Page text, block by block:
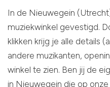
In de Nieuwegein
muziekwinkel gevestigd.
klikken krijg je alle details
andere muzikanten,
winkel te zien. Ben jij de
in Nieuwegein die op